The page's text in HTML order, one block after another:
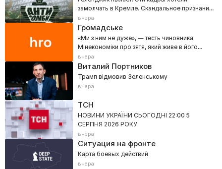
замолчать в Кремле. Скандальное признание
Кузичева вне эфира
вчера
Громадське
«Ми з ним не дуже», — тесть чиновника
Мінекономіки про зятя, який живе в його
будинку в Козині
вчера
Виталий Портников
Трамп відмовив Зеленському
вчера
ТСН
НОВИНИ УКРАЇНИ СЬОГОДНІ 22:00 5
СЕРПНЯ 2026 РОКУ
вчера
Ситуация на фронте
Карта боевых действий
вчера